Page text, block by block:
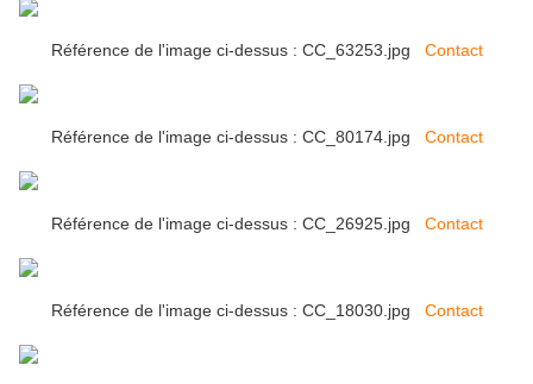
Référence de l'image ci-dessus : CC_63253.jpg Contact
Référence de l'image ci-dessus : CC_80174.jpg Contact
Référence de l'image ci-dessus : CC_26925.jpg Contact
Référence de l'image ci-dessus : CC_18030.jpg Contact